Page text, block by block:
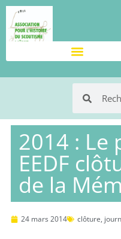
2014 : Le
EEDF
de la
24 mars 2014 clôture,